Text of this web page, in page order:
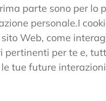
parte sono per lo
personale.I
Web, come
pertinenti per te e,
tue future